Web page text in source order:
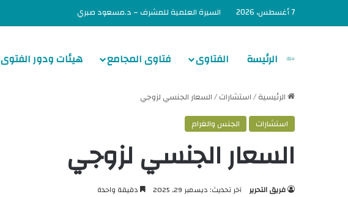
7 أغسطس، 2026 السيرة العلمية للمشرف – د.مسعود صبري
الرئيسة الفتاوى فتاوى المجامع هيئات ودور الفتوى
الرئيسية/استشارات/السعار الجنسي لزوجي
استشارات
الجنس والغرام
السعار الجنسي لزوجي
فريق التحرير آخر تحديث: ديسمبر 29, 2025 دقيقة واحدة